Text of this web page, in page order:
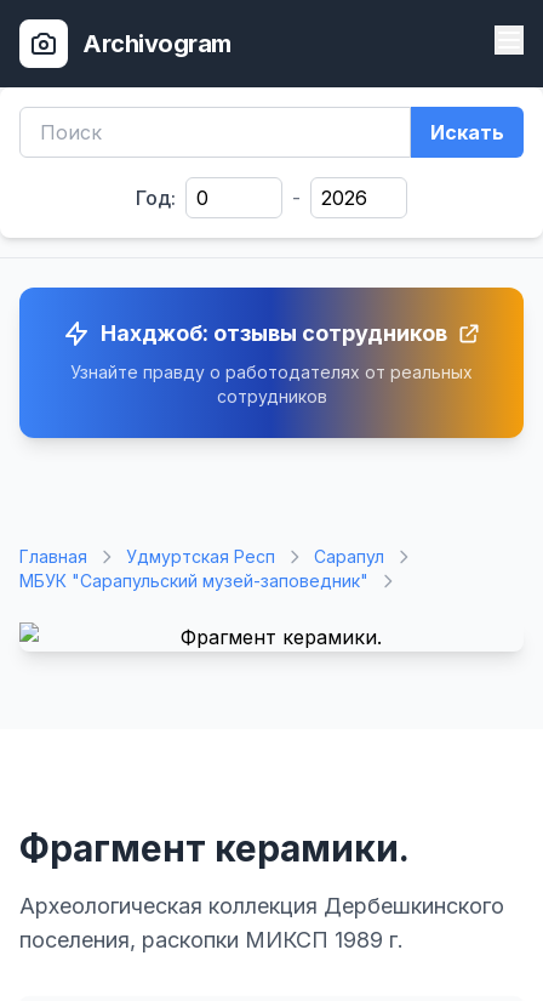
Archivogram
Искать
Год: -
Нахджоб: отзывы сотрудников
Узнайте правду о работодателях от реальных
сотрудников
Главная Удмуртская Респ
Сарапул
МБУК "Сарапульский музей-заповедник"
Фрагмент керамики.
Археологическая коллекция Дербешкинского
поселения, раскопки МИКСП 1989 г.